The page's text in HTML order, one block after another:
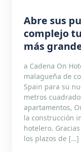
Abre sus
complejo
más
a Cadena On
malagueña de
Spain para su
metros
apartamentos,
la construcción
hotelero.
los plazos de […]